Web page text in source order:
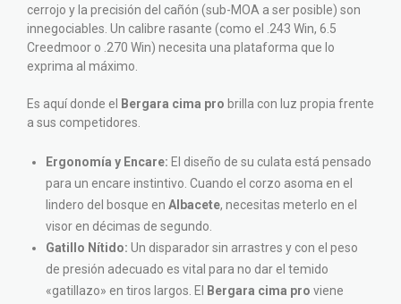
cerrojo y la precisión del cañón (sub-MOA a ser posible) son
innegociables. Un calibre rasante (como el .243 Win, 6.5
Creedmoor o .270 Win) necesita una plataforma que lo
exprima al máximo.
Es aquí donde el Bergara cima pro brilla con luz propia frente
a sus competidores.
Ergonomía y Encare: El diseño de su culata está pensado
para un encare instintivo. Cuando el corzo asoma en el
lindero del bosque en Albacete, necesitas meterlo en el
visor en décimas de segundo.
Gatillo Nítido: Un disparador sin arrastres y con el peso
de presión adecuado es vital para no dar el temido
«gatillazo» en tiros largos. El
Bergara cima pro viene